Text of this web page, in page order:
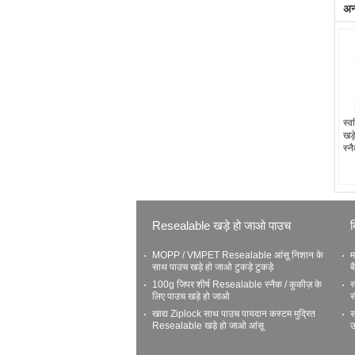
खड़े
Resealable खड़े हो जाओ पाउच
MOPP / VMPET Resealable आंसू निशान के
साथ पाउच खड़े हो जाओ टुकड़े टुकड़े
100g जिपर शीर्ष Resealable स्नैक / कुकीज़ के
लिए पाउच खड़े हो जाओ
खाद्य Ziplock साथ पाउच पायदान कस्टम मुद्रित
Resealable खड़े हो जाओ आंसू